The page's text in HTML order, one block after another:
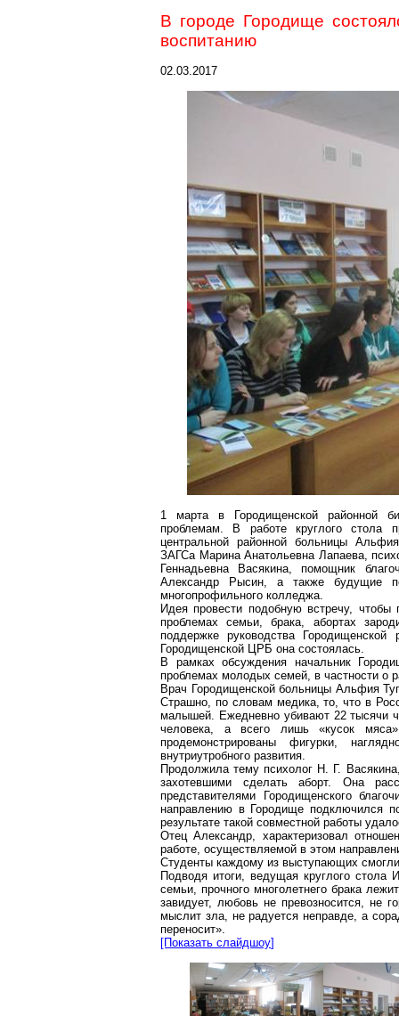
В городе Городище
воспитанию
02.03.2017
1 марта в Городищенскойрайонной
проблемам.
В работе круглого стола
центральной районной больницы Альфия
ЗАГСаМарина Анатольевна Лапаева,
Геннадьевна
Васякина, помощник
Александр Рысин, а также будущие
многопрофильного колледжа.
Идея провести подобную встречу,
проблемах семьи, брака, абортах
поддержке руководства
Городищенской
Городищенской ЦРБ она состоялась.
В рамках обсуждения начальник
проблемах молодых семей, в частности о
Врач Городищенскойбольницы Альфия
Страшно, по словам медика, то, что в
малышей. Ежедневно убивают 22 тысячи
человека, а всего лишь «кусок
продемонстрированы фигурки,
внутриутробного развития.
Продолжила тему психолог Н. Г. Васякина
захотевшими сделать аборт. Она
представителями
Городищенского
направлению в Городище подключился
результате такой совместной работы
Отец Александр, характеризовал
работе, осуществляемой в этом
Студенты каждому из выступающих
Подводя итоги, ведущая круглого стола
семьи, прочного многолетнего брака
завидует, любовь не превозносится, не
мыслит зла, не радуется неправде, а
переносит».
[Показать слайдшоу]